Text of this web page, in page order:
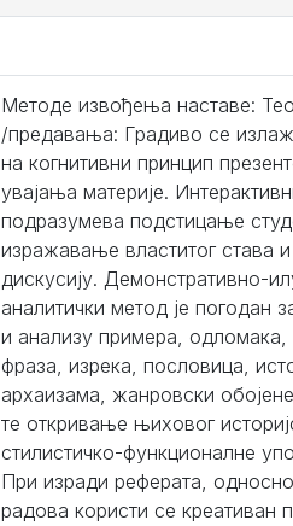
Методе извођења наставе:
/предавања: Градиво се
на когнитивни принцип
увајања материје.
подразумева подстицање
изражавање властитог става
дискусију. Демонстративно-
аналитички метод је погодан
и анализу примера,
фраза, изрека, пословица,
архаизама, жанровски
те откривање њиховог
стилистичко-функционалне
При изради реферата,
радова користи се креативан